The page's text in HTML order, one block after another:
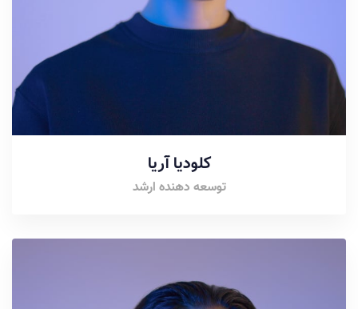
کلودیا آریا
توسعه دهنده ارشد